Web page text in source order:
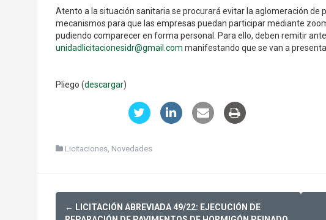
Atento a la situación sanitaria se procurará evitar la aglomeración
mecanismos para que las empresas puedan participar mediante
pudiendo comparecer en forma personal. Para ello, deben remitir
unidadlicitacionesidr@gmail.com manifestando que se van a
Pliego (descargar)
Licitaciones, Novedades
Post
← LICITACIÓN ABREVIADA 49/22: EJECUCIÓN DE